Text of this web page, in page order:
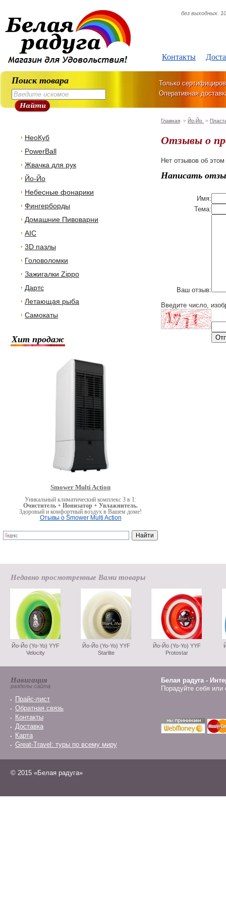
Контакты
без выходных.
Поиск товара
Только
Оперативная
НеоКуб
PowerBall
Жвачка для рук
Йо-Йо
Небесные фонарики
Фингерборды
Домашние Пивоварни
AIC
3D пазлы
Головоломки
Зажигалки Zippo
Дартс
Летающая рыба
Самокаты
Хит продаж
Smower Multi Action
Уникальный климатический комплекс 3 в 1:
Очиститель + Ионизатор + Увлажнитель.
Здоровый и комфортный воздух в Вашем доме!
Отывы о Smower Multi Action
Главная » Йо-Йо »
Отзывы о
Нет отзывов об этом
Написать
Имя:
Тема:
Ваш отзыв:
Введите число,
Недавно просмотренные Вами товары
Йо-Йо (Yo-Yo) YYF
Velocity
Йо-Йо (Yo-Yo) YYF
Starlite
Йо-Йо (Yo-Yo) YYF
Protostar
Навигация
разделы сайта
Прайс-лист
Обратная связь
Контакты
Доставка
Карта
Great-Travel: туры по всему миру
Белая радуга -
Порадуйте себя
© 2015 «Белая радуга»